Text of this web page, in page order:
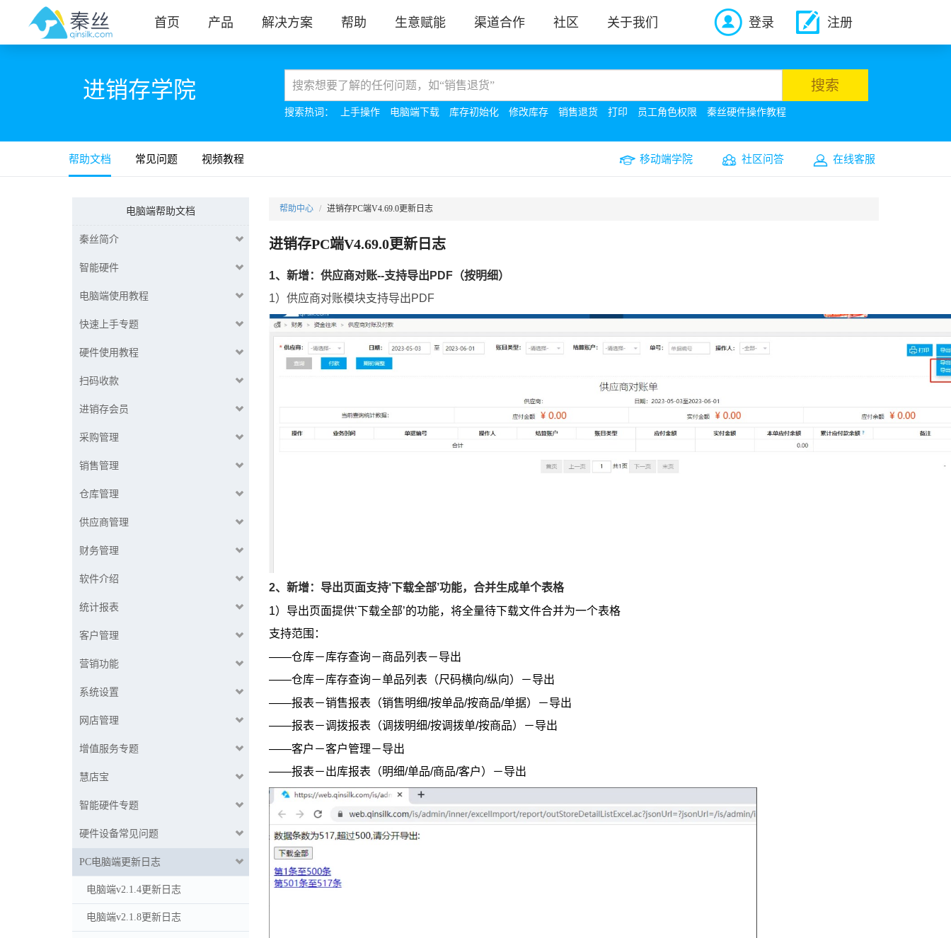
首页 产品 解决方案 帮助 生意赋能 渠道合作 社区 关于我们 登录 注册
进销存学院 搜索
搜索热词： 上手操作 电脑端下载 库存初始化 修改库存 销售退货 打印 员工角色权限 秦丝硬件操作教程
帮助文档 常见问题 视频教程 移动端学院 社区问答 在线客服
电脑端帮助文档
秦丝简介
智能硬件
电脑端使用教程
快速上手专题
硬件使用教程
扫码收款
进销存会员
采购管理
销售管理
仓库管理
供应商管理
财务管理
软件介绍
统计报表
客户管理
营销功能
系统设置
网店管理
增值服务专题
慧店宝
智能硬件专题
硬件设备常见问题
PC电脑端更新日志
电脑端v2.1.4更新日志
电脑端v2.1.8更新日志
帮助中心 进销存PC端V4.69.0更新日志
进销存PC端V4.69.0更新日志
1、新增：供应商对账--支持导出PDF（按明细）
1）供应商对账模块支持导出PDF
2、新增：导出页面支持‘下载全部’功能，合并生成单个表格
1）导出页面提供‘下载全部’的功能，将全量待下载文件合并为一个表格
支持范围：
——仓库－库存查询－商品列表－导出
——仓库－库存查询－单品列表（尺码横向/纵向）－导出
——报表－销售报表（销售明细/按单品/按商品/单据）－导出
——报表－调拨报表（调拨明细/按调拨单/按商品）－导出
——客户－客户管理－导出
——报表－出库报表（明细/单品/商品/客户）－导出